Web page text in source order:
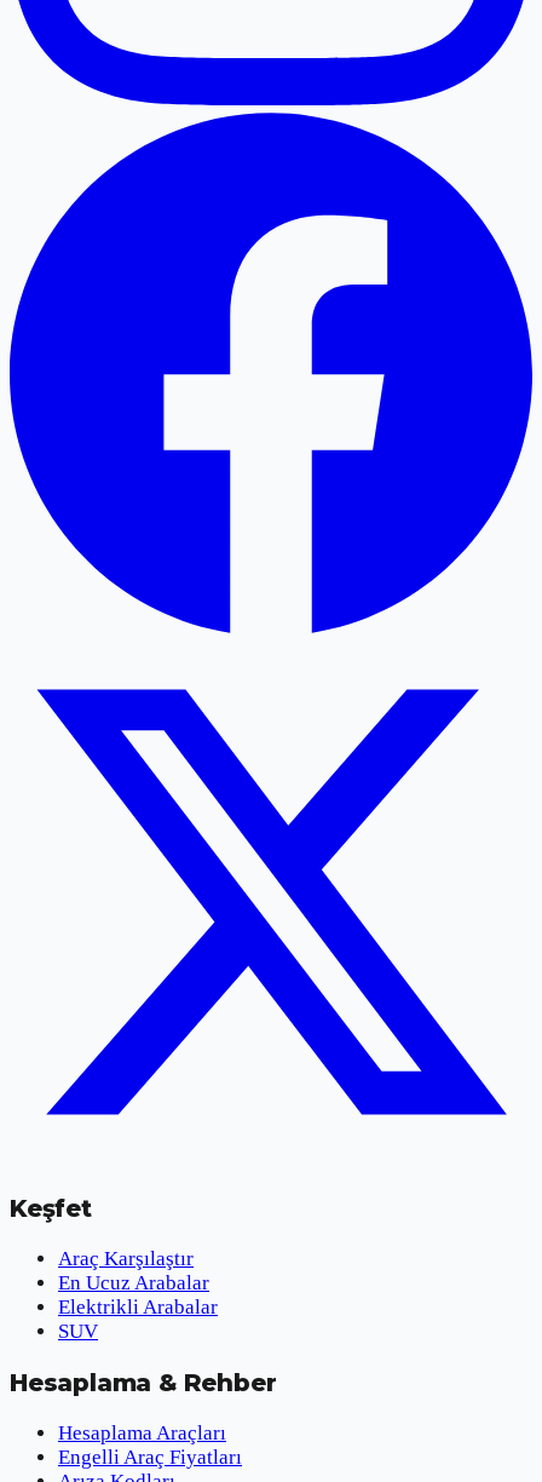
Keşfet
Araç Karşılaştır
En Ucuz Arabalar
Elektrikli Arabalar
SUV
Hesaplama & Rehber
Hesaplama Araçları
Engelli Araç Fiyatları